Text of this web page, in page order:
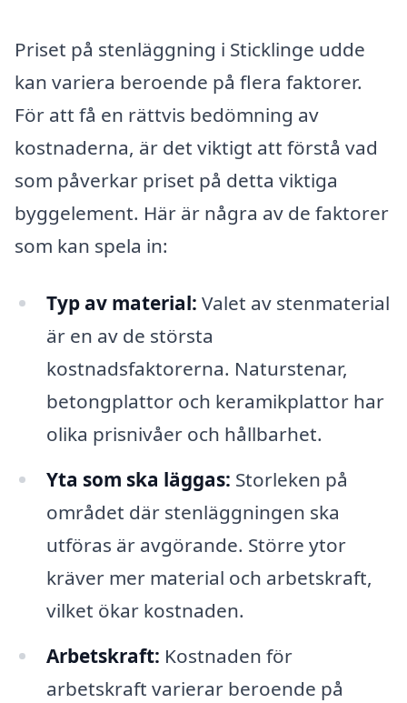
Priset på stenläggning i Sticklinge udde
kan variera beroende på flera faktorer.
För att få en rättvis bedömning av
kostnaderna, är det viktigt att förstå vad
som påverkar priset på detta viktiga
byggelement. Här är några av de faktorer
som kan spela in:
Typ av material: Valet av stenmaterial
är en av de största
kostnadsfaktorerna. Naturstenar,
betongplattor och keramikplattor har
olika prisnivåer och hållbarhet.
Yta som ska läggas: Storleken på
området där stenläggningen ska
utföras är avgörande. Större ytor
kräver mer material och arbetskraft,
vilket ökar kostnaden.
Arbetskraft: Kostnaden för
arbetskraft varierar beroende på